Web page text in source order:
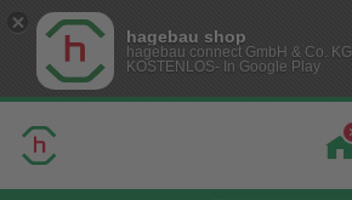
hagebau shop
hagebau connect GmbH & Co. KG
KOSTENLOS- In Google Play